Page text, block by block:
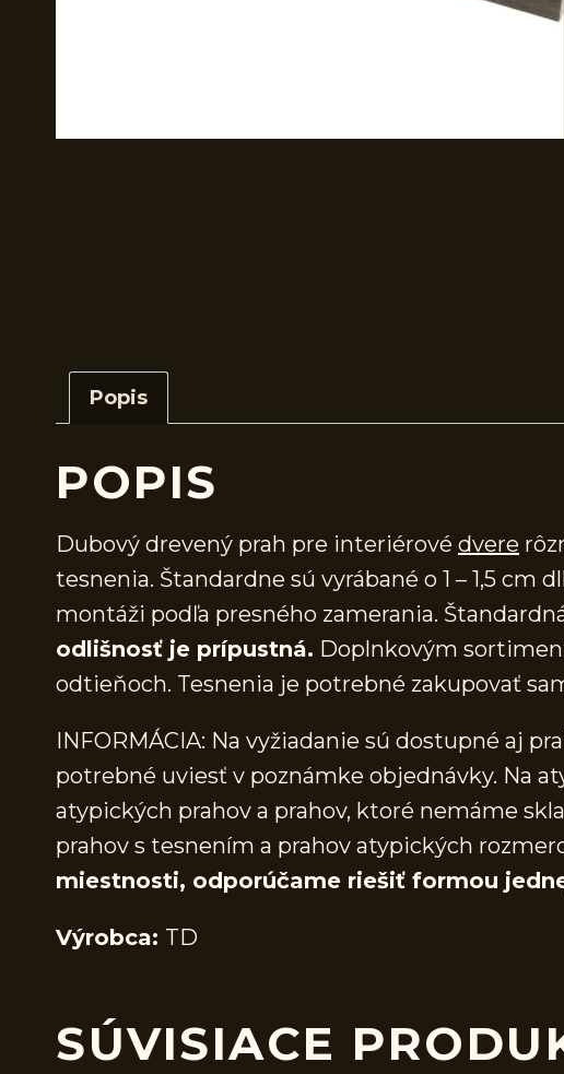
Popis
POPIS
Dubový drevený prah pre interiérové dvere
tesnenia. Štandardne sú vyrábané o 1 – 1,5
montáži podľa presného zamerania.
odlišnosť je prípustná. Doplnkovým
odtieňoch. Tesnenia je potrebné zakupovať
INFORMÁCIA: Na vyžiadanie sú dostupné aj
potrebné uviesť v poznámke objednávky. Na
atypických prahov a prahov, ktoré nemáme
prahov s tesnením a prahov atypických
miestnosti, odporúčame riešiť formou
Výrobca: TD
SÚVISIACE